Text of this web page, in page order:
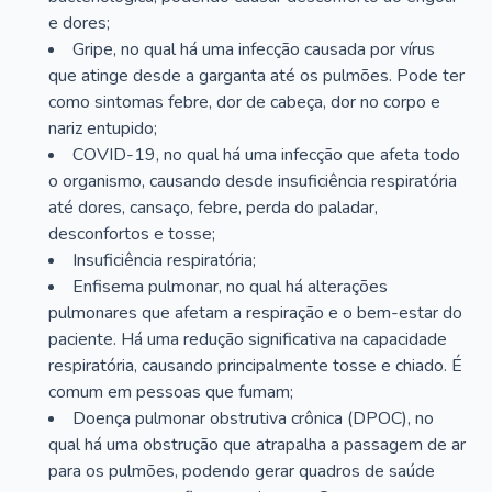
e dores;
Gripe, no qual há uma infecção causada por vírus
que atinge desde a garganta até os pulmões. Pode ter
como sintomas febre, dor de cabeça, dor no corpo e
nariz entupido;
COVID-19, no qual há uma infecção que afeta todo
o organismo, causando desde insuficiência respiratória
até dores, cansaço, febre, perda do paladar,
desconfortos e tosse;
Insuficiência respiratória;
Enfisema pulmonar, no qual há alterações
pulmonares que afetam a respiração e o bem-estar do
paciente. Há uma redução significativa na capacidade
respiratória, causando principalmente tosse e chiado. É
comum em pessoas que fumam;
Doença pulmonar obstrutiva crônica (DPOC), no
qual há uma obstrução que atrapalha a passagem de ar
para os pulmões, podendo gerar quadros de saúde